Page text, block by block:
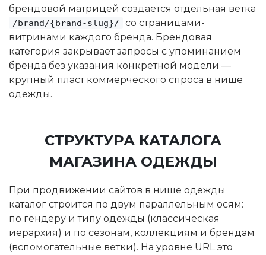
брендовой матрицей создаётся отдельная ветка
/brand/{brand-slug}/
со страницами-
витринами каждого бренда. Брендовая
категория закрывает запросы с упоминанием
бренда без указания конкретной модели —
крупный пласт коммерческого спроса в нише
одежды.
СТРУКТУРА КАТАЛОГА
МАГАЗИНА ОДЕЖДЫ
При продвижении сайтов в нише одежды
каталог строится по двум параллельным осям:
по гендеру и типу одежды (классическая
иерархия) и по сезонам, коллекциям и брендам
(вспомогательные ветки). На уровне URL это